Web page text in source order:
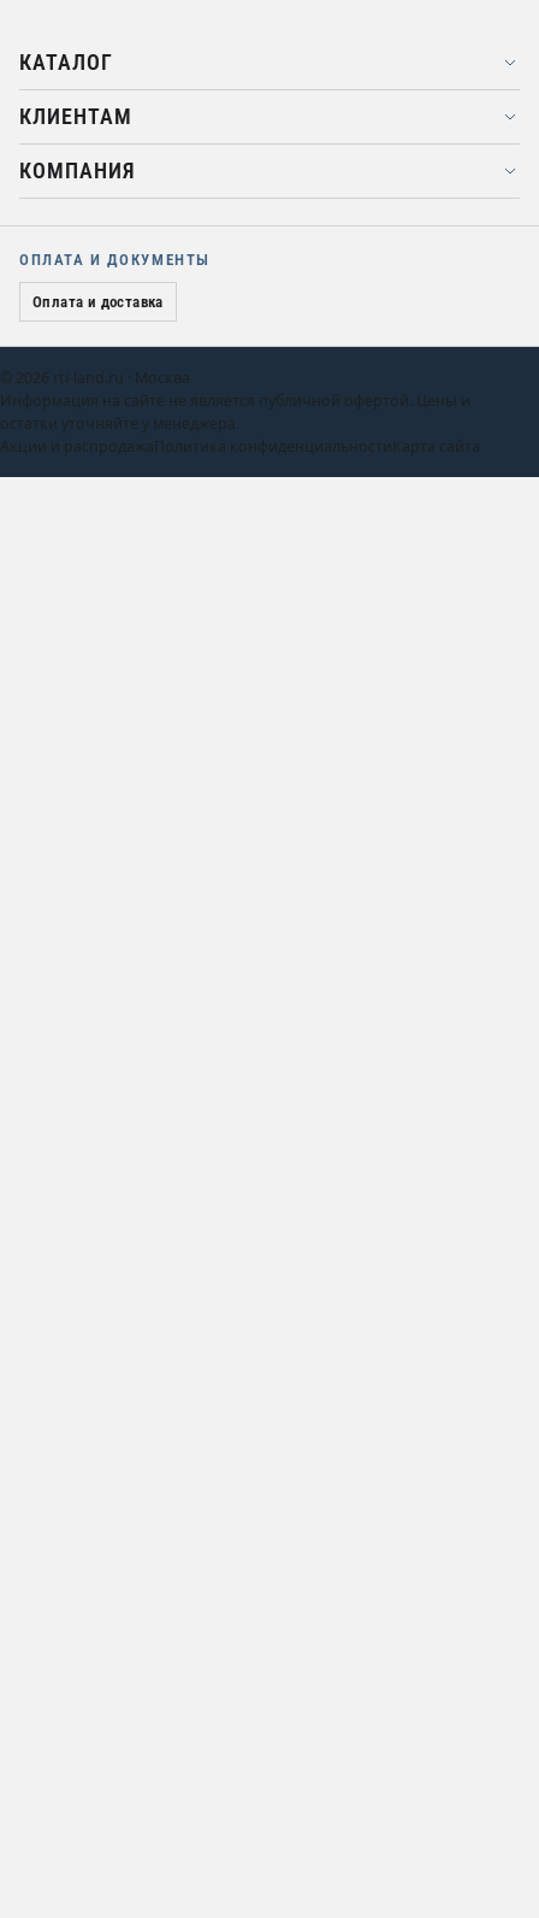
КАТАЛОГ
КЛИЕНТАМ
КОМПАНИЯ
ОПЛАТА И ДОКУМЕНТЫ
Оплата и доставка
© 2026 rti-land.ru · Москва
Информация на сайте не является публичной офертой. Цены и
остатки уточняйте у менеджера.
Акции и распродажаПолитика конфиденциальностиКарта сайта